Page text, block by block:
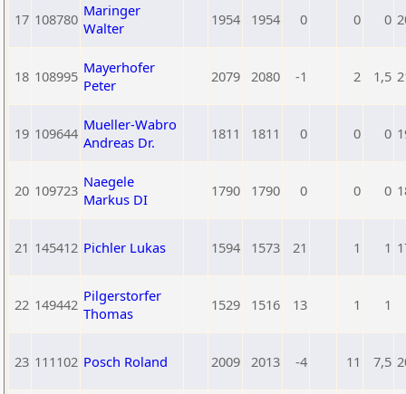
17 108780 Maringer
Walter
1954 1954 0 0 0
18 108995 Mayerhofer
Peter
2079 2080 -1 2 1,5
19 109644 Mueller-Wabro
Andreas Dr.
1811 1811 0 0 0
20 109723 Naegele
Markus DI
1790 1790 0 0 0
21 145412 Pichler Lukas 1594 1573 21 1 1
22 149442 Pilgerstorfer
Thomas
1529 1516 13 1 1
23 111102 Posch Roland 2009 2013 -4 11 7,5